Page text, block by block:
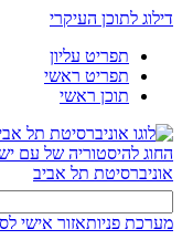
דילוג לתוכן העיקרי
תפריט עליון
תפריט ראשי
תוכן ראשי
החוג להיסטוריה של עם
אוניברסיטת תל אביב
מערכת פניותאזור אישי